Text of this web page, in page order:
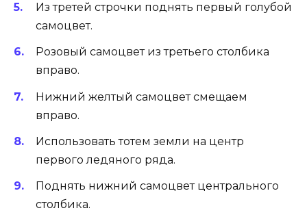
Из третей строчки поднять первый голубой
самоцвет.
Розовый самоцвет из третьего столбика
вправо.
Нижний желтый самоцвет смещаем
вправо.
Использовать тотем земли на центр
первого ледяного ряда.
Поднять нижний самоцвет центрального
столбика.